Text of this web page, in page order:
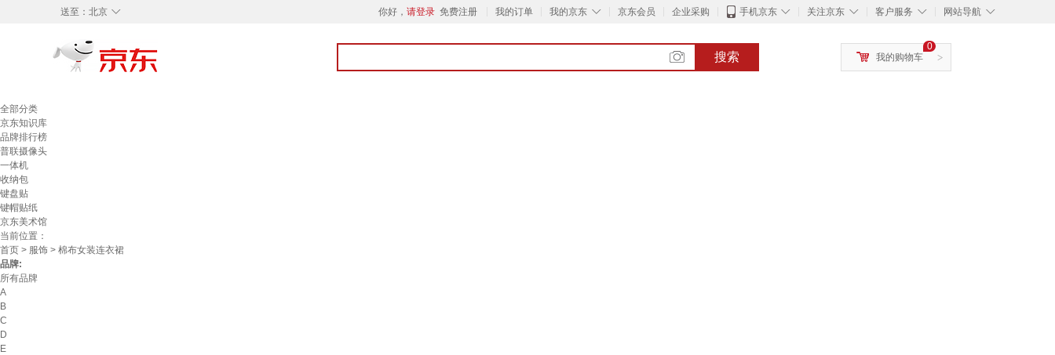
◇
送至： 北京 你好， 请登录 免费注册 我的订单 ◇
我的京东 京东会员 企业采购 ◇
手机京东 ◇
关注京东 ◇
客户服务 ◇
网站导航
搜索 >
0
我的购物车
全部分类
京东知识库
品牌排行榜
普联摄像头
一体机
收纳包
键盘贴
键帽贴纸
京东美术馆
当前位置：
首页 > 服饰 > 棉布女装连衣裙
品牌:
所有品牌
A
B
C
D
E